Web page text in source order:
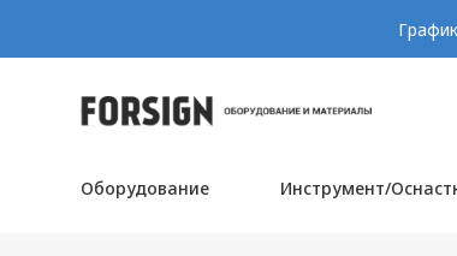
Оборудование Инструмент/